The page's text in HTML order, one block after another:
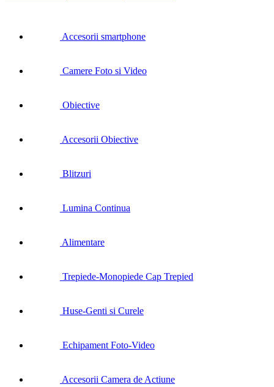
Accesorii smartphone
Camere Foto si Video
Obiective
Accesorii Obiective
Blitzuri
Lumina Continua
Alimentare
Trepiede-Monopiede Cap Trepied
Huse-Genti si Curele
Echipament Foto-Video
Accesorii Camera de Actiune